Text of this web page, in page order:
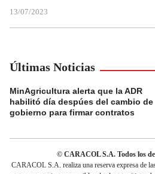
13/07/2023
Últimas Noticias
MinAgricultura alerta que la ADR
habilitó día despúes del cambio de
gobierno para firmar contratos
© CARACOL S.A. Todos los
CARACOL S.A. realiza una reserva expresa de